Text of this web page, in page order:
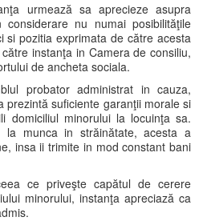
urmează sa aprecieze asupra
nu numai posibilităţile
si pozitia exprimata de către acesta
instanţa in Camera de consiliu,
de ancheta sociala.
probator administrat in cauza,
prezintă suficiente garanţii morale si
domiciliul minorului la locuinţa sa.
la munca in străinătate, acesta a
insa ii trimite in mod constant bani
ce priveşte capătul de cerere
minorului, instanţa apreciază ca